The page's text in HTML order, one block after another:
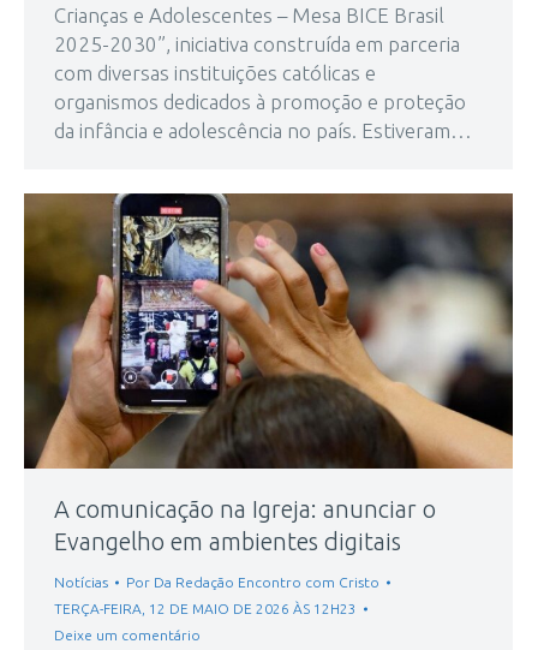
Crianças e Adolescentes – Mesa BICE Brasil
2025-2030”, iniciativa construída em parceria
com diversas instituições católicas e
organismos dedicados à promoção e proteção
da infância e adolescência no país. Estiveram…
A comunicação na Igreja: anunciar o
Evangelho em ambientes digitais
Notícias Por Da Redação Encontro com Cristo
TERÇA-FEIRA, 12 DE MAIO DE 2026 ÀS 12H23
Deixe um comentário